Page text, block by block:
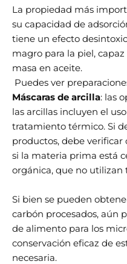
La propiedad más
su capacidad de
tiene un efecto
magro para la piel,
masa en aceite.
Puedes ver
Máscaras de arcilla: las
las arcillas incluyen el
tratamiento térmico. Si
productos, debe verificar
si la materia prima está
orgánica, que no utilizan
Si bien se pueden
carbón procesados, aún
de alimento para los
conservación eficaz de
necesaria.